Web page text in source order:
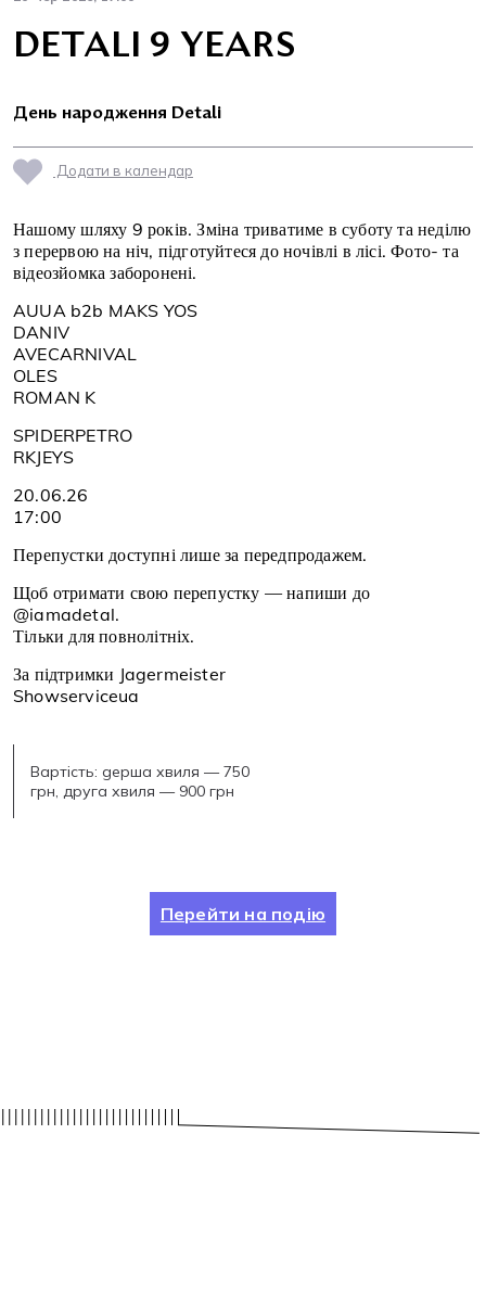
DETALI 9 YEARS
День народження Detali
Додати в календар
Нашому шляху 9 років. Зміна триватиме в суботу та неділю
з перервою на ніч, підготуйтеся до ночівлі в лісі. Фото- та
відеозйомка заборонені.
AUUA b2b MAKS YOS
DANIV
AVECARNIVAL
OLES
ROMAN K
SPIDERPETRO
RKJEYS
20.06.26
17:00
Перепустки доступні лише за передпродажем.
Щоб отримати свою перепустку — напиши до
@iamadetal.
Тільки для повнолітніх.
За підтримки Jagermeister
Showserviceua
Вартість: gерша хвиля — 750
грн, друга хвиля — 900 грн
Перейти на подію